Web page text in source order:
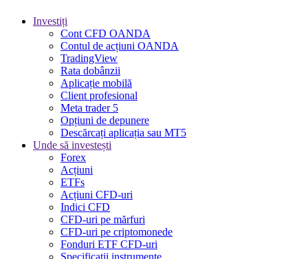
Investiți
Cont CFD OANDA
Contul de acțiuni OANDA
TradingView
Rata dobânzii
Aplicație mobilă
Client profesional
Meta trader 5
Opțiuni de depunere
Descărcați aplicația sau MT5
Unde să investești
Forex
Acțiuni
ETFs
Acțiuni CFD-uri
Indici CFD
CFD-uri pe mărfuri
CFD-uri pe criptomonede
Fonduri ETF CFD-uri
Specificații instrumente